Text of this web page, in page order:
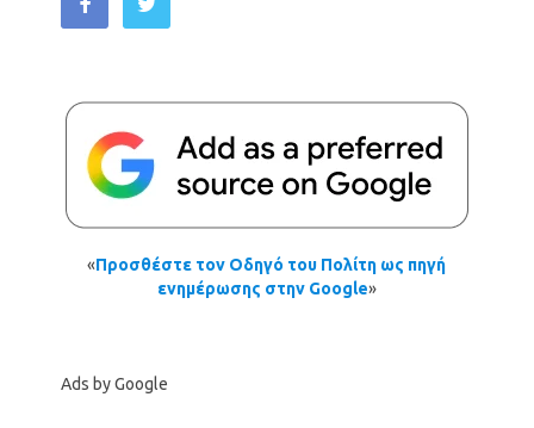
«Προσθέστε τον Οδηγό του Πολίτη ως πηγή
ενημέρωσης στην Google»
Ads by Google